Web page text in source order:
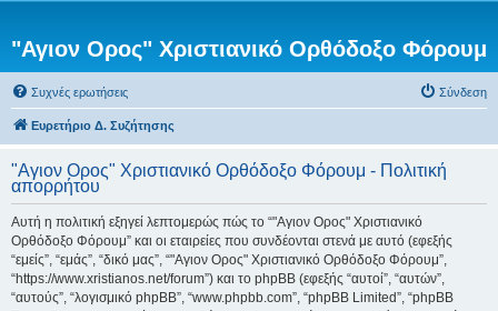
"Αγιον Ορος" Χριστιανικό Ορθόδοξο Φόρουμ
Συχνές ερωτήσεις Σύνδεση
Ευρετήριο Δ. Συζήτησης
"Αγιον Ορος" Χριστιανικό Ορθόδοξο Φόρουμ - Πολιτική
απορρήτου
Αυτή η πολιτική εξηγεί λεπτομερώς πώς το “"Αγιον Ορος" Χριστιανικό
Ορθόδοξο Φόρουμ” και οι εταιρείες που συνδέονται στενά με αυτό (εφεξής
“εμείς”, “εμάς”, “δικό μας”, “"Αγιον Ορος" Χριστιανικό Ορθόδοξο Φόρουμ”,
“https://www.xristianos.net/forum”) και το phpBB (εφεξής “αυτοί”, “αυτών”,
“αυτούς”, “λογισμικό phpBB”, “www.phpbb.com”, “phpBB Limited”, “phpBB